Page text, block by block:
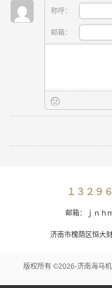
称呼：
邮箱：
１３２９
邮箱：ｊｎｈ
济南市槐荫区恒大
版权所有 ©2026-济南海马